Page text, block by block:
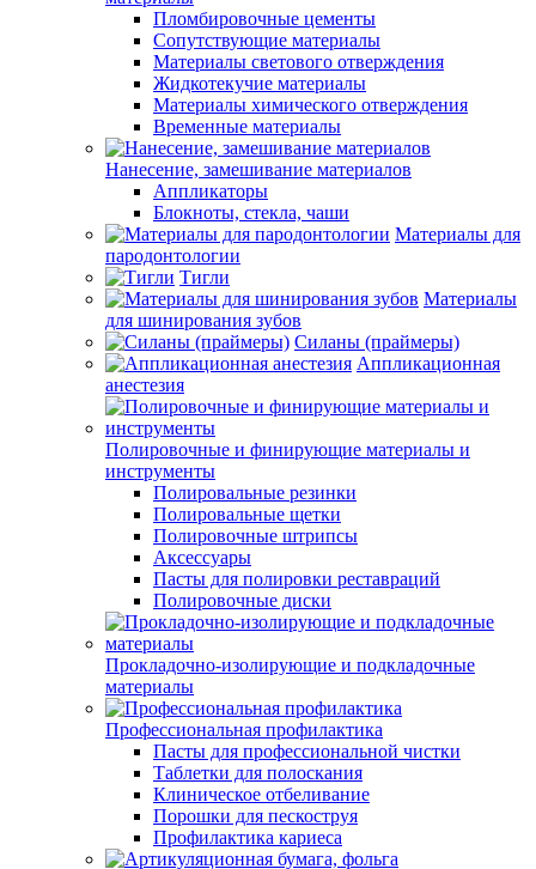
Пломбировочные цементы
Сопутствующие материалы
Материалы светового отверждения
Жидкотекучие материалы
Материалы химического отверждения
Временные материалы
Нанесение, замешивание материалов
Аппликаторы
Блокноты, стекла, чаши
Материалы для
пародонтологии
Тигли
Материалы
для шинирования зубов
Силаны (праймеры)
Аппликационная
анестезия
Полировочные и финирующие материалы и
инструменты
Полировальные резинки
Полировальные щетки
Полировочные штрипсы
Аксессуары
Пасты для полировки реставраций
Полировочные диски
Прокладочно-изолирующие и подкладочные
материалы
Профессиональная профилактика
Пасты для профессиональной чистки
Таблетки для полоскания
Клиническое отбеливание
Порошки для пескоструя
Профилактика кариеса